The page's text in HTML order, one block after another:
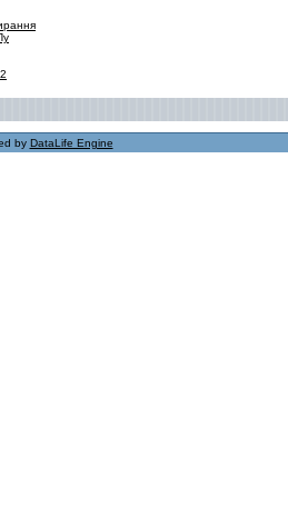
by DataLife Engine